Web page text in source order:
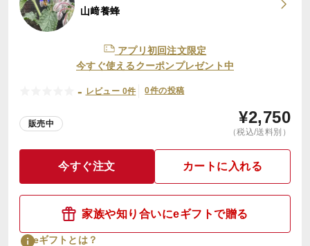
山﨑養蜂
アプリ初回注文限定
今すぐ使えるクーポンプレゼント中
- レビュー 0件 0件の投稿
販売中 ¥2,750
（税込/送料別）
今すぐ注文 カートに入れる
家族や知り合いにeギフトで贈る
eギフトとは？